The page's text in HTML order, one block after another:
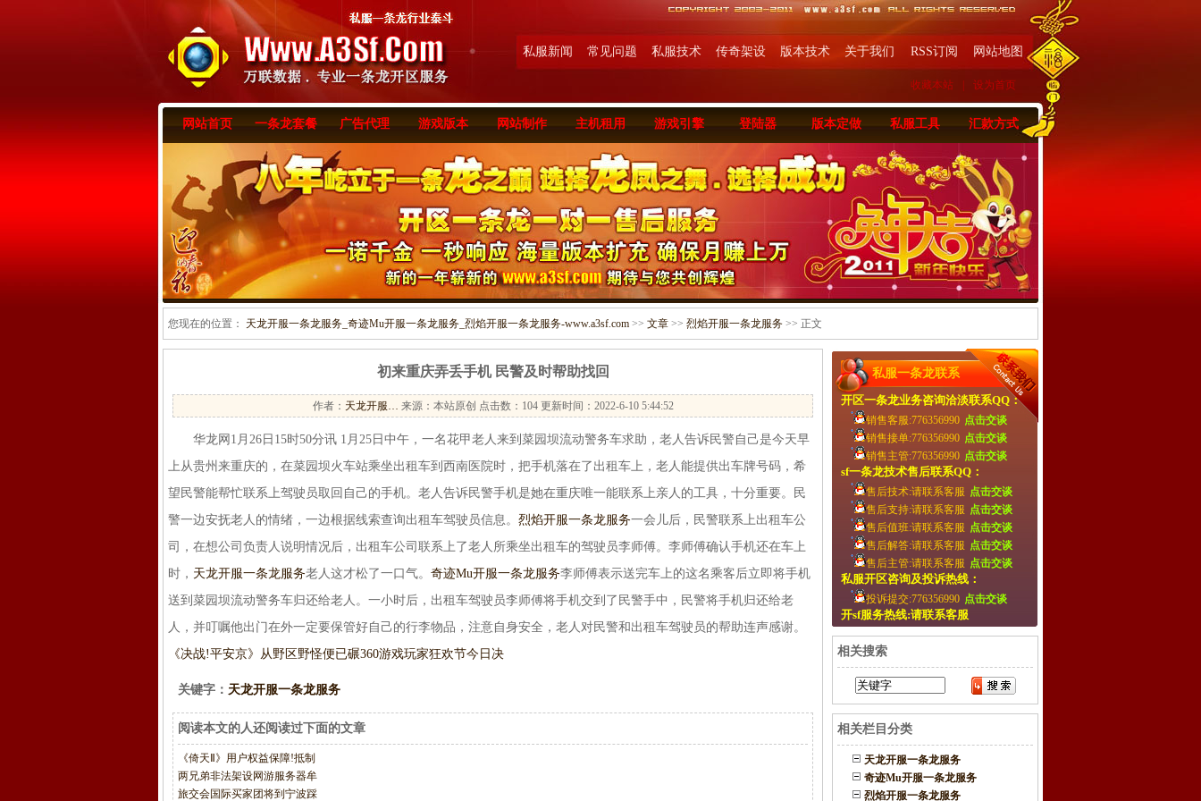
私服新闻 常见问题 私服技术 传奇架设 版本技术 关于我们 RSS订阅 网站地图
收藏本站 设为首页
网站首页 一条龙套餐 广告代理 游戏版本 网站制作 主机租用 游戏引擎 登陆器 版本定做 私服工具 汇款方式
您现在的位置： 天龙开服一条龙服务_奇迹Mu开服一条龙服务_烈焰开服一条龙服务-www.a3sf.com >> 文章 >> 烈焰开服一条龙服务 >> 正文
初来重庆弄丢手机 民警及时帮助找回
作者： 天龙开服… 来源：本站原创 点击数： 104 更新时间：2022-6-10 5:44:52
华龙网1月26日15时50分讯 1月25日中午，一名花甲老人来到菜园坝流动警务车求助，老人告诉民警自己是今天早
上从贵州来重庆的，在菜园坝火车站乘坐出租车到西南医院时，把手机落在了出租车上，老人能提供出车牌号码，希
望民警能帮忙联系上驾驶员取回自己的手机。老人告诉民警手机是她在重庆唯一能联系上亲人的工具，十分重要。民
警一边安抚老人的情绪，一边根据线索查询出租车驾驶员信息。 烈焰开服一条龙服务一会儿后，民警联系上出租车公
司，在想公司负责人说明情况后，出租车公司联系上了老人所乘坐出租车的驾驶员李师傅。李师傅确认手机还在车上
时， 天龙开服一条龙服务老人这才松了一口气。 奇迹Mu开服一条龙服务李师傅表示送完车上的这名乘客后立即将手机
送到菜园坝流动警务车归还给老人。一小时后，出租车驾驶员李师傅将手机交到了民警手中，民警将手机归还给老
人，并叮嘱他出门在外一定要保管好自己的行李物品，注意自身安全，老人对民警和出租车驾驶员的帮助连声感谢。
《决战!平安京》从野区野怪便已碾360游戏玩家狂欢节今日决
关键字： 天龙开服一条龙服务
阅读本文的人还阅读过下面的文章
《倚天Ⅱ》用户权益保障!抵制
两兄弟非法架设网游服务器牟
旅交会国际买家团将到宁波踩
私服一条龙联系
开区一条龙业务咨询洽淡联系QQ：
销售客服:776356990 点击交谈
销售接单:776356990 点击交谈
销售主管:776356990 点击交谈
sf一条龙技术售后联系QQ：
售后技术:请联系客服 点击交谈
售后支持:请联系客服 点击交谈
售后值班:请联系客服 点击交谈
售后解答:请联系客服 点击交谈
售后主管:请联系客服 点击交谈
私服开区咨询及投诉热线：
投诉提交:776356990 点击交谈
开sf服务热线:请联系客服
相关搜索
相关栏目分类
天龙开服一条龙服务
奇迹Mu开服一条龙服务
烈焰开服一条龙服务